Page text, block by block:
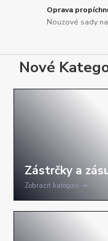
Oprava
Nouzové sady
Nové
Zobrazit kategorii